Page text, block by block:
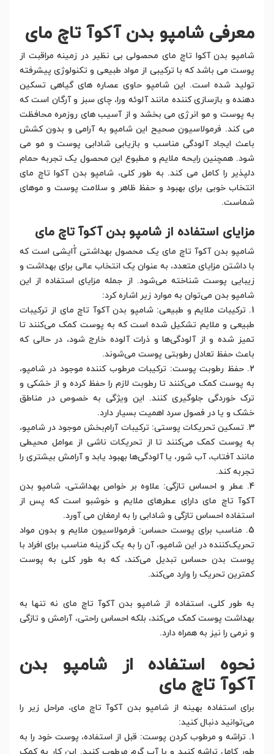
معرفی شامپو بدن آکوآ تاچ مای
شامپو بدن آکوا تاچ مای محصولی بی نظیر در زمینه مراقبت از
پوست می باشد که با ترکیبی از مواد طبیعی و تکنولوژی پیشرفته
تولید شده است. این شامپو حاوی عصاره های گیاهی تسکین
دهنده و بازسازی کننده مانند آلوئه ورا، چای سبز و آرگان است که
به پوست و مو انرژی می بخشد و از آسیب های روزمره محافظت
می کند. فرمولاسیون صحیح این شامپو به آرامی و بدون کشش
باعث ایجاد آلودگی مناسب و بازیابی شادابی پوست و مو می
شود. همچنین رایحه ملایم و مطبوع این محصول یک تجربه حمام
دلپذیر را کامل می کند. به طور کلی، شامپو بدن آکوا تاچ مای
انتخاب خوبی برای بهبود و حفظ ظاهر و سلامت پوست و موهای
شماست.
مزایای استفاده از شامپو بدن آکوآ تاچ مای
شامپو بدن آکوآ تاچ مای یک محصول بهداشتی آٰایشی است که
با داشتن مزایای متعدد، به عنوان یک انتخاب عالی برای بهداشت و
زیبایی پوست شناخته می‌شود. از جمله مزایای استفاده از این
شامپو بدن می‌توان به موارد زیر اشاره کرد:
1. ترکیبات ملایم و طبیعی: شامپو بدن آکوآ تاچ مای از ترکیبات
طبیعی و ملایم تشکیل شده است که به پوست کمک می‌کنند تا
تمیز شده و از آلودگی‌ها و ذرات آلوده خارج شود، در حالی که
باعث حفظ تعادل رطوبتی پوست می‌شوند.
2. حفظ رطوبت پوست: ترکیبات مرطوب‌ کننده موجود در شامپو،
به پوست کمک می‌کنند تا رطوبت لازم را حفظ کرده و از خشکی و
ترک خوردگی جلوگیری کنند. این ویژگی به خصوص در مناطق
خشک و یا در فصول سرد اهمیت بسیار دارد.
3. تسکین تحریکات پوستی: ترکیبات آرام‌بخش موجود در شامپو،
به پوست کمک می‌کنند تا از تحریکات ناشی از عوامل محیطی
مانند آفتاب، آب شور، یا آلودگی‌ها بهبود یابد و آرامش بیشتری را
تجربه کند.
4. عطر و احساس تازگی: علاوه بر خواص بهداشتی، شامپو بدن
آکوآ تاچ مای دارای عطرهای ملایم و خوشبو است که پس از
استفاده احساس تازگی و شادابی را به ارمغان می‌ آورد.
5. مناسب برای پوست حساس: فرمولاسیون ملایم و بدون مواد
تحریک‌کننده در این شامپو، آن را به یک گزینه مناسب برای افراد با
پوست بدن حساس تبدیل می‌کند، که به طور کلی به پوست
کمترین تحریک را وارد می‌کند.
به طور کلی، استفاده از شامپو بدن آکوآ تاچ مای نه تنها به
بهداشت پوست کمک می‌کند، بلکه احساس راحتی، آرامش و تازگی
و نرمی را نیز به همراه دارد.
نحوه استفاده از شامپو بدن
آکوآ تاچ مای
برای استفاده بهینه از شامپو بدن آکوآ تاچ مای، مراحل زیر را
می‌توانید دنبال کنید:
1. تراشه و مرطوب کردن پوست: قبل از استفاده، پوست خود را به